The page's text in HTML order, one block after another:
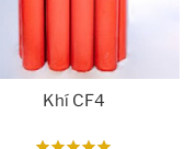
Khí CF4